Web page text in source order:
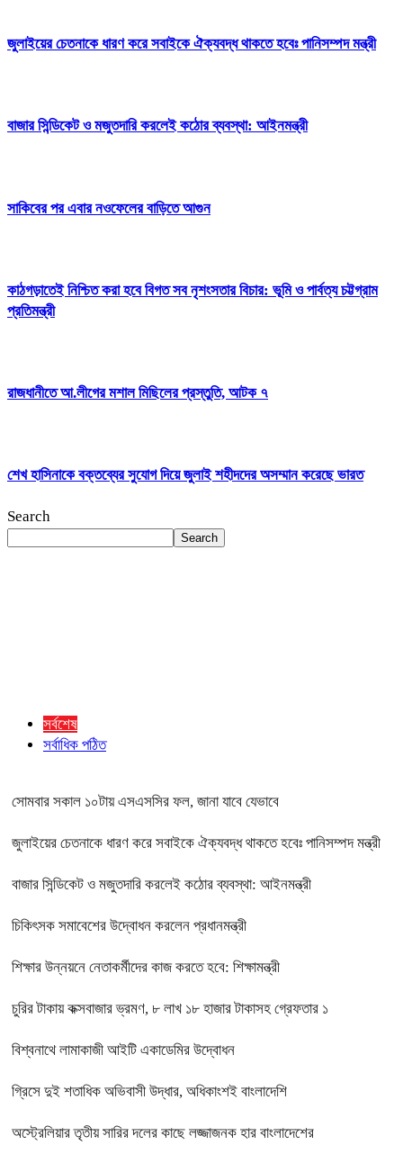
জুলাইয়ের চেতনাকে ধারণ করে সবাইকে ঐক্যবদ্ধ থাকতে হবেঃ পানিসম্পদ মন্ত্রী
বাজার সিন্ডিকেট ও মজুতদারি করলেই কঠোর ব্যবস্থা: আইনমন্ত্রী
সাকিবের পর এবার নওফেলের বাড়িতে আগুন
কাঠগড়াতেই নিশ্চিত করা হবে বিগত সব নৃশংসতার বিচার: ভূমি ও পার্বত্য চট্টগ্রাম
প্রতিমন্ত্রী
রাজধানীতে আ.লীগের মশাল মিছিলের প্রস্তুতি, আটক ৭
শেখ হাসিনাকে বক্তব্যের সুযোগ দিয়ে জুলাই শহীদদের অসম্মান করেছে ভারত
Search
Search
সর্বশেষ
সর্বাধিক পঠিত
সোমবার সকাল ১০টায় এসএসসির ফল, জানা যাবে যেভাবে
জুলাইয়ের চেতনাকে ধারণ করে সবাইকে ঐক্যবদ্ধ থাকতে হবেঃ পানিসম্পদ মন্ত্রী
বাজার সিন্ডিকেট ও মজুতদারি করলেই কঠোর ব্যবস্থা: আইনমন্ত্রী
চিকিৎসক সমাবেশের উদ্বোধন করলেন প্রধানমন্ত্রী
শিক্ষার উন্নয়নে নেতাকর্মীদের কাজ করতে হবে: শিক্ষামন্ত্রী
চুরির টাকায় কক্সবাজার ভ্রমণ, ৮ লাখ ১৮ হাজার টাকাসহ গ্রেফতার ১
বিশ্বনাথে লামাকাজী আইটি একাডেমির উদ্বোধন
গ্রিসে দুই শতাধিক অভিবাসী উদ্ধার, অধিকাংশই বাংলাদেশি
অস্ট্রেলিয়ার তৃতীয় সারির দলের কাছে লজ্জাজনক হার বাংলাদেশের